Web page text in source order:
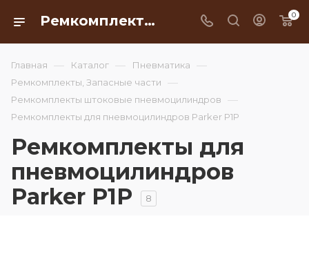
Ремкомплекты для пневмоцилиндров Parker P1P 0
Главная — Каталог — Пневматика —
Ремкомплекты, Запасные части —
Ремкомплекты штоковые пневмоцилиндров —
Ремкомплекты для пневмоцилиндров Parker P1P
Ремкомплекты для
пневмоцилиндров
Parker P1P
8